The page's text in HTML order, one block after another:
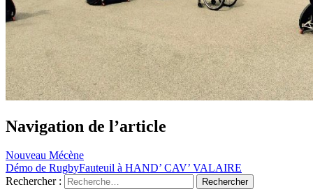
Navigation de l’article
Nouveau Mécène
Démo de RugbyFauteuil à HAND’ CAV’ VALAIRE
Rechercher :